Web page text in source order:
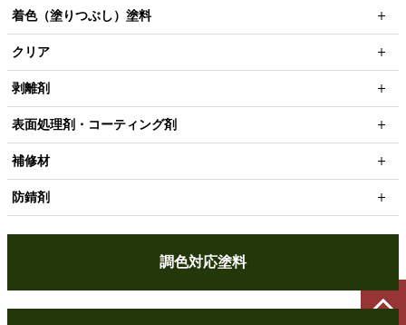
着色（塗りつぶし）塗料
クリア
剥離剤
表面処理剤・コーティング剤
補修材
防錆剤
調色対応塗料